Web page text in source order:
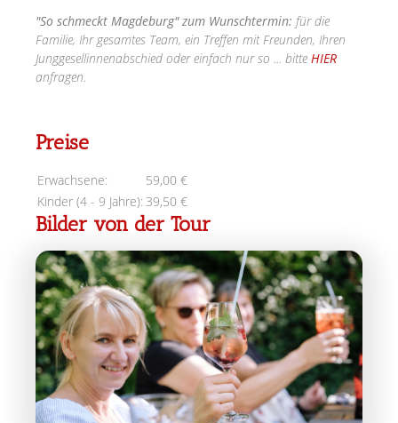
"So schmeckt Magdeburg" zum Wunschtermin: für die
Familie, Ihr gesamtes Team, ein Treffen mit Freunden, Ihren
Junggesellinnenabschied oder einfach nur so ... bitte HIER
anfragen.
Preise
Erwachsene:
59,00 €
Kinder (4 - 9 Jahre): 39,50 €
Bilder von der Tour